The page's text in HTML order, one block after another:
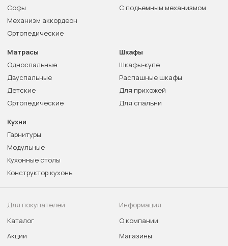
Софы
Механизм аккордеон
Ортопедические
С подъемным механизмом
Матрасы
Односпальные
Двуспальные
Детские
Ортопедические
Шкафы
Шкафы-купе
Распашные шкафы
Для прихожей
Для спальни
Кухни
Гарнитуры
Модульные
Кухонные столы
Конструктор кухонь
Для покупателей
Каталог
Акции
Информация
О компании
Магазины